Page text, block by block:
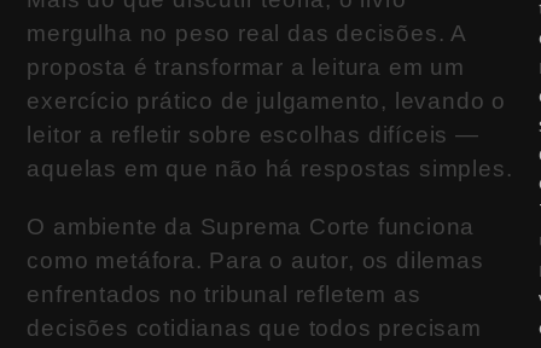
mergulha no peso real das decisões. A
proposta é transformar a leitura em um
exercício prático de julgamento, levando o
leitor a refletir sobre escolhas difíceis —
aquelas em que não há respostas simples.
O ambiente da Suprema Corte funciona
como metáfora. Para o autor, os dilemas
enfrentados no tribunal refletem as
decisões cotidianas que todos precisam